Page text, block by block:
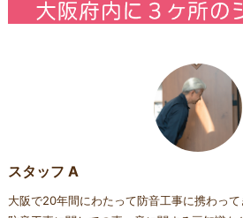
スタッフ A
大阪で20年間にわたって防音工事に携わって